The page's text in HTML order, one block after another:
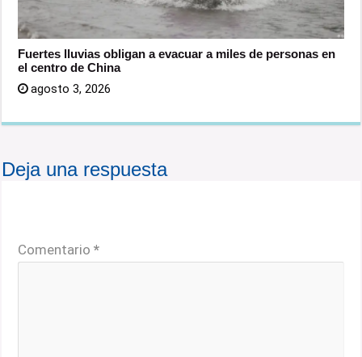
Fuertes lluvias obligan a evacuar a miles de personas en
el centro de China
agosto 3, 2026
Deja una respuesta
Comentario*